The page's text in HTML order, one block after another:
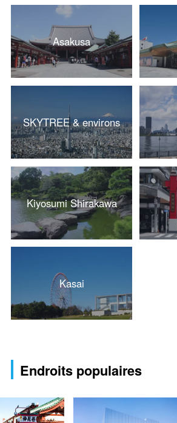
Asakusa
SKYTREE & environs
Kiyosumi Shirakawa
Kasai
Endroits populaires